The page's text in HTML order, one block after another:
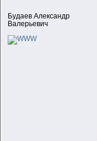
Будаев Александр
Валерьевич